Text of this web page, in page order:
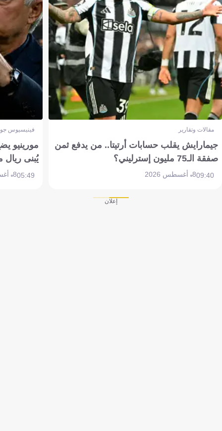
مقالات وتقارير
جيمارايش يقلب حسابات أرتيتا.. من يدفع ثمن
صفقة الـ75 مليون إسترليني؟
09:408 أغسطس 2026
فينيسيوس
مورينيو
يُبنى ريال
05:498 أغسطس 2026
إعلان